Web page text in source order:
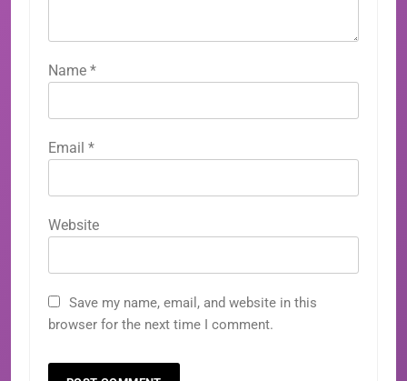
Name *
Email *
Website
Save my name, email, and website in this
browser for the next time I comment.